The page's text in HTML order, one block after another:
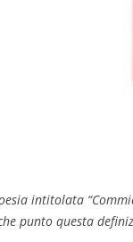
intitolata
punto questa